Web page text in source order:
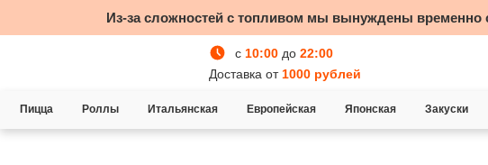
Из-за сложностей с топливом мы вынуждены временно
с 10:00до 22:00
Доставка от 1000 рублей
Пицца Роллы Итальянская Европейская Японская Закуски